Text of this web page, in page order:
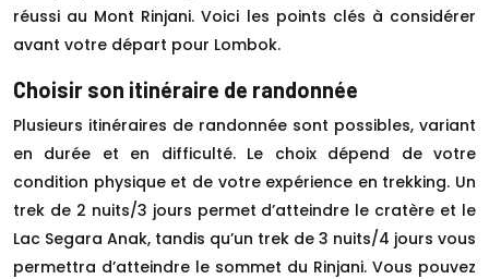
réussi au Mont Rinjani. Voici les points clés à considérer
avant votre départ pour Lombok.
Choisir son itinéraire de randonnée
Plusieurs itinéraires de randonnée sont possibles, variant
en durée et en difficulté. Le choix dépend de votre
condition physique et de votre expérience en trekking. Un
trek de 2 nuits/3 jours permet d’atteindre le cratère et le
Lac Segara Anak, tandis qu’un trek de 3 nuits/4 jours vous
permettra d’atteindre le sommet du Rinjani. Vous pouvez